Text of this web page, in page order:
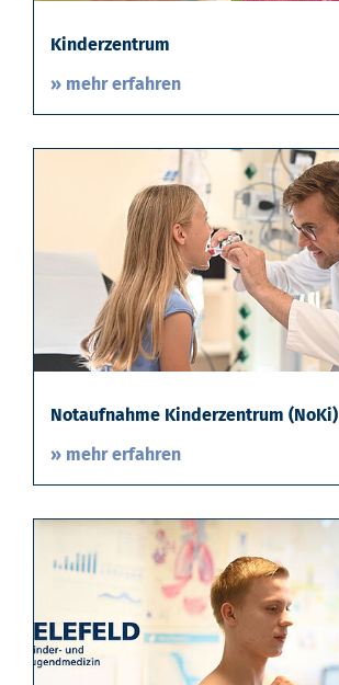
Kinderzentrum
» mehr erfahren
Notaufnahme Kinderzentrum (NoKi)
» mehr erfahren